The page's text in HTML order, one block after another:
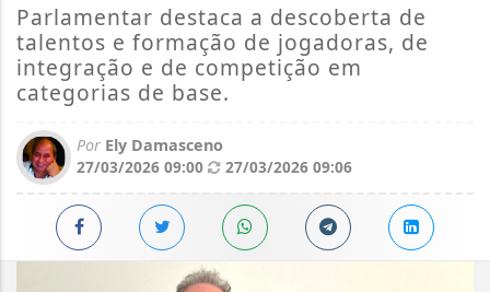
Parlamentar destaca a descoberta de
talentos e formação de jogadoras, de
integração e de competição em
categorias de base.
Por Ely Damasceno
27/03/2026 09:00
27/03/2026 09:06